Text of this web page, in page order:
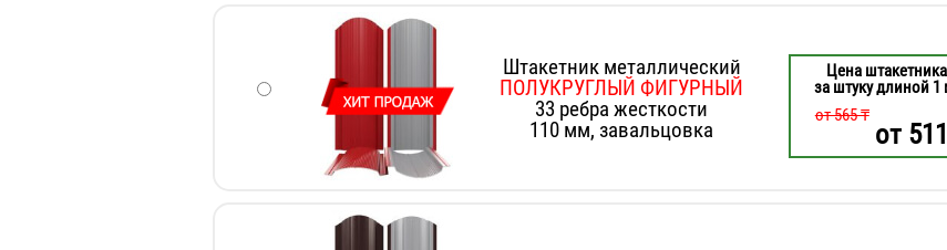
Штакетник металлический
ПОЛУКРУГЛЫЙ ФИГУРНЫЙ
33 ребра жесткости
110 мм, завальцовка
Цена штакетника
за штуку длиной 1
от 565 ₸
от511